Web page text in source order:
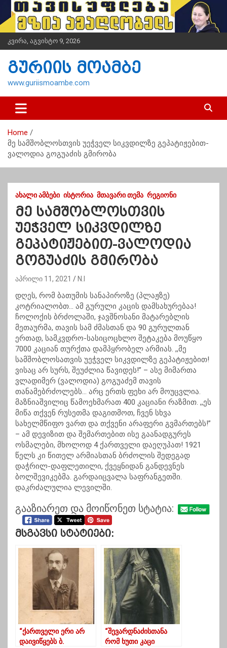
i
t
n
კვირა, აგვისტო 9, 2026
გურიის მოამბე
www.guriismoambe.com
Home
მე სამშობლოსთვის უეჭველ სიკვდილზე გეპატიჟებით-
ვალოდია გოგუაძის გმირობა
ᲐᲮᲐᲚᲘ ᲐᲛᲑᲔᲑᲘ ᲘᲡᲢᲝᲠᲘᲐ ᲛᲗᲐᲕᲐᲠᲘ ᲗᲔᲛᲐ ᲠᲔᲒᲘᲝᲜᲘ
მე სამშობლოსთვის
უეჭველ სიკვდილზე
გეპატიჟებით-ვალოდია
გოგუაძის გმირობა
აპრილი 11, 2021 N.I
დღეს, რომ ბათუმის სანაპიროზე (პლაჟზე)
კოტრიალობთ… ამ გურული კაცის დამსახურებაა!
ჩოლოქის ბრძოლაში, ჯავშნოსანი მატარებლის
მეთაურმა, თავის სამ ძმასთან და 90 გურულთან
ერთად, სამკვდრო-სასიცოცხლო შეტაკება მოუწყო
7000 კაციან თურქთა დამპყრობელ არმიას. ,,მე
სამშობლოსათვის უეჭველ სიკვდილზე გეპატიჟებით!
ვისაც არ სურს, შეუძლია წავიდეს!” – ასე მიმართა
ვლადიმერ (ვალოდია) გოგუაძემ თავის
თანამებრძოლებს… არც ერთს ფეხი არ მოუცვლია.
მაზნიაშვილიც წამოეხმარათ 400 კაციანი რაზმით. ,,ეს
მიწა თქვენ რუსეთმა დაგითმოთ, ჩვენ სხვა
სახელმწიფო ვართ და თქვენი არაფერი გვმართებს!”
– ამ დევიზით და შემართებით ისე გაანადგურეს
ოსმალები, მხოლოდ 4 ქართველი დაეღუპათ! 1921
წელს კი წითელ არმიასთან ბრძოლის შედეგად
დაჭრილ-დაფლეთილი, ქვეყნიდან განდევნეს
ბოლშევიკებმა. გარდაიცვალა საფრანგეთში.
დაკრძალულია ლევილში.
გააზიარეთ და მოიწონეთ სტატია:
Მსგავსი Სტატიები:
“ქართველი ერი არ
დაივიწყებს ბ.
“შევარდნაძისთანა
რომ ხუთი კაცი